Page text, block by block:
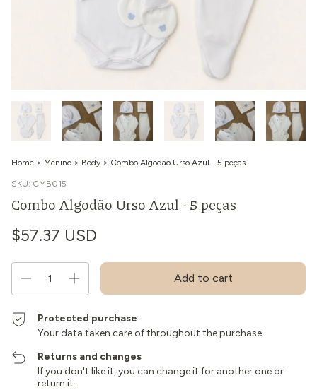
Home > Menino > Body > Combo Algodão Urso Azul - 5 peças
SKU: CMB015
Combo Algodão Urso Azul - 5 peças
$57.37 USD
Protected purchase
Your data taken care of throughout the purchase.
Returns and changes
If you don't like it, you can change it for another one or
return it.